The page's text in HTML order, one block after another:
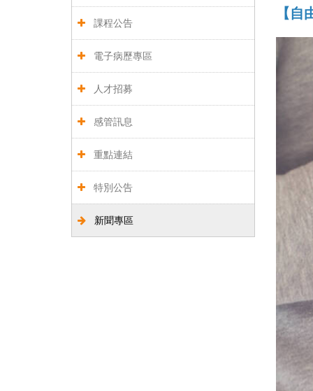
課程公告
電子病歷專區
人才招募
感管訊息
重點連結
特別公告
新聞專區
【